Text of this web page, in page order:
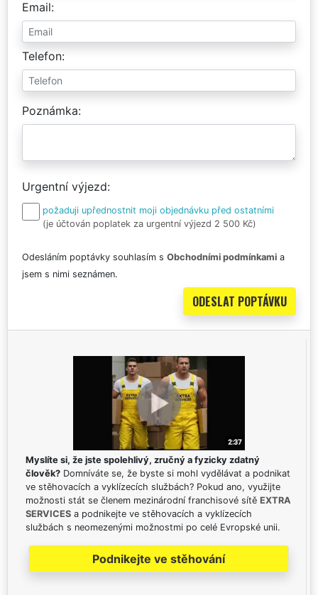
Email
Telefon
Poznámka
Urgentní výjezd
požaduji upřednostnit moji objednávku před ostatními
(je účtován poplatek za urgentní výjezd 2 500 Kč)
Odesláním poptávky souhlasím s Obchodními podmínkami a
jsem s nimi seznámen.
Myslíte si, že jste spolehlivý, zručný a fyzicky zdatný
člověk? Domníváte se, že byste si mohl vydělávat a podnikat
ve stěhovacích a vyklízecích službách? Pokud ano, využijte
možnosti stát se členem mezinárodní franchisové sítě EXTRA
SERVICES a podnikejte ve stěhovacích a vyklízecích
službách s neomezenými možnostmi po celé Evropské unii.
Podnikejte ve stěhování